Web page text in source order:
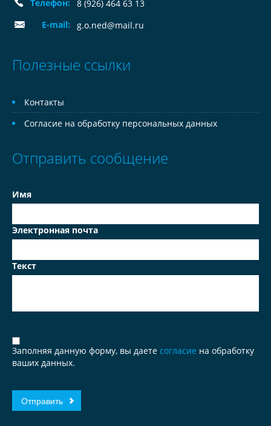
Телефон:
8 (926) 464 63 13
E-mail:
g.o.ned@mail.ru
Полезные ссылки
Контакты
Согласие на обработку персональных данных
Отправить сообщение
Имя
Электронная почта
Текст
Заполняя данную форму, вы даете согласие на обработку
ваших данных.